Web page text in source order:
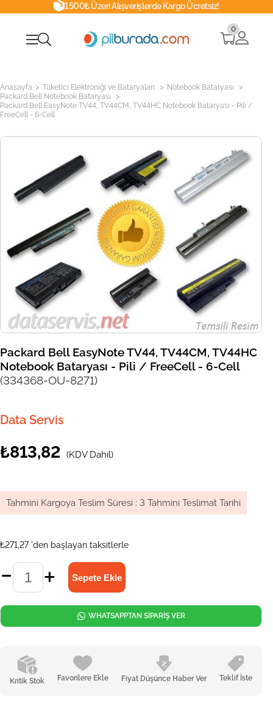
1500₺ Üzeri Alışverişlerde Kargo Ücretsiz!
0
Anasayfa > Tüketici Elektroniği ve Bataryaları > Notebook Bataryası >
Packard Bell Notebook Bataryası >
Packard Bell EasyNote TV44, TV44CM, TV44HC Notebook Bataryası - Pili /
FreeCell - 6-Cell
Packard Bell EasyNote TV44, TV44CM, TV44HC
Notebook Bataryası - Pili / FreeCell - 6-Cell
(334368-OU-8271)
Data Servis
₺813,82 (KDV Dahil)
Tahmini Kargoya Teslim Süresi : 3 Tahmini Teslimat Tarihi
₺271,27 'den başlayan taksitlerle
Kritik Stok Favorilere Ekle Fiyat Düşünce Haber Ver Teklif İste
WHATSAPPTAN SİPARİŞ VER